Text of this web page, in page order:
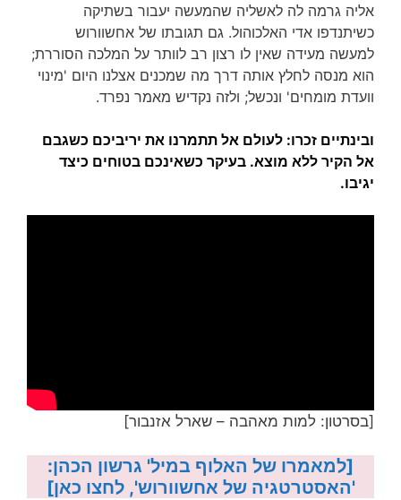
אליה גרמה לה לאשליה שהמעשה יעבור בשתיקה
כשיתנדפו אדי האלכוהול. גם תגובתו של אחשוורוש
למעשה מעידה שאין לו רצון רב לוותר על המלכה הסוררת;
הוא מנסה לחלץ אותה דרך מה שמכנים אצלנו היום 'מינוי
וועדת מומחים' ונכשל; ולזה נקדיש מאמר נפרד.
ובינתיים זכרו: לעולם אל תתמרנו את יריביכם כשגבם
אל הקיר ללא מוצא. בעיקר כשאינכם בטוחים כיצד
יגיבו.
[בסרטון: למות מאהבה – שארל אזנבור]
[למאמרו של האלוף במיל' גרשון הכהן:
'האסטרטגיה של אחשוורוש', לחצו כאן]